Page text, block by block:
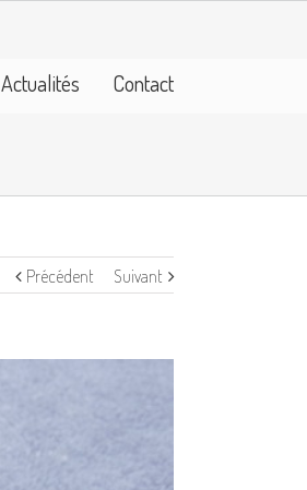
Actualités Contact
Précédent Suivant